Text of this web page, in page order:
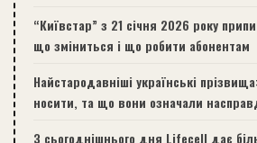
“Київстар” з 21 січня 2026 року
що зміниться і що робити абонентам
Найстародавніші українські
носити, та що вони означали
З сьогоднішнього дня Lifecell дає